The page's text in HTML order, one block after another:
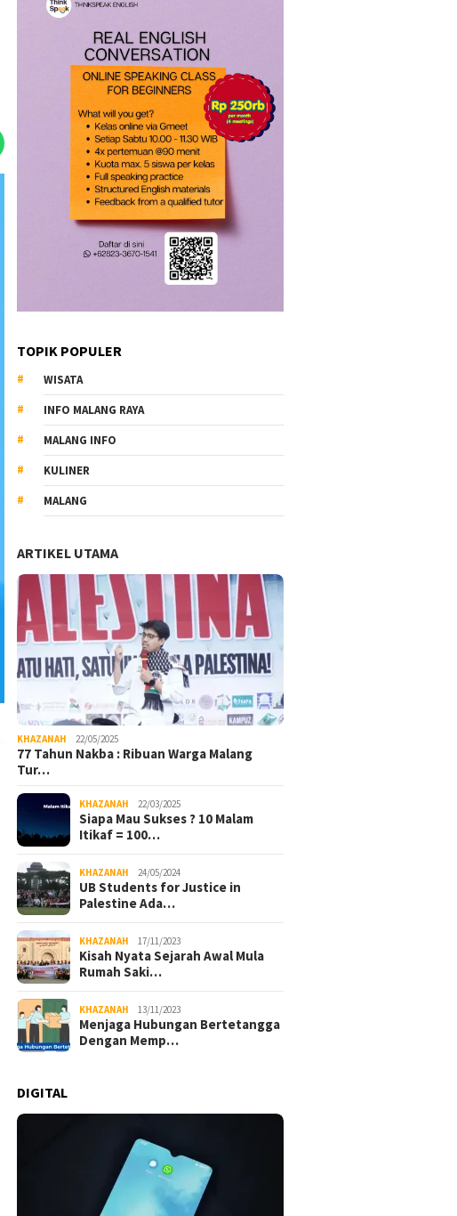
TOPIK POPULER
WISATA
INFO MALANG RAYA
MALANG INFO
KULINER
MALANG
ARTIKEL UTAMA
KHAZANAH 22/05/2025
77 Tahun Nakba : Ribuan Warga Malang
Tur…
KHAZANAH 22/03/2025
Siapa Mau Sukses ? 10 Malam
Itikaf = 100…
KHAZANAH 24/05/2024
UB Students for Justice in
Palestine Ada…
KHAZANAH 17/11/2023
Kisah Nyata Sejarah Awal Mula
Rumah Saki…
KHAZANAH 13/11/2023
Menjaga Hubungan Bertetangga
Dengan Memp…
DIGITAL